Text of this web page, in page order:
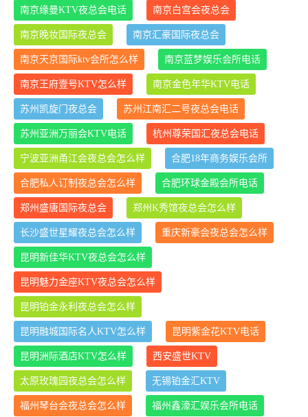
南京缘曼KTV夜总会电话 南京白宫会夜总会
南京晚妆国际夜总会 南京汇豪国际夜总会
南京天京国际ktv会所怎么样 南京蓝梦娱乐会所电话
南京王府壹号KTV怎么样 南京金色年华KTV电话
苏州凯旋门夜总会 苏州江南汇二号夜总会电话
苏州亚洲万丽会KTV电话 杭州尊荣国汇夜总会电话
宁波亚洲甬江会夜总会怎么样 合肥18年商务娱乐会所
合肥私人订制夜总会怎么样 合肥环球金殿会所电话
郑州盛唐国际夜总会 郑州K秀馆夜总会怎么样
长沙盛世星耀夜总会怎么样 重庆新豪会夜总会怎么样
昆明新佳华KTV夜总会怎么样
昆明魅力金座KTV夜总会怎么样
昆明铂金永利夜总会怎么样
昆明融城国际名人KTV怎么样 昆明紫金花KTV电话
昆明洲际酒店KTV怎么样 西安盛世KTV
太原玫瑰园夜总会怎么样 无锡铂金汇KTV
福州琴台会夜总会怎么样 福州鑫濠汇娱乐会所电话